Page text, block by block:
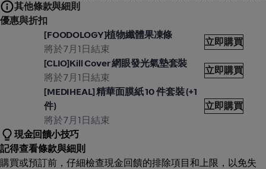
其他條款與細則
優惠與折扣
[FOODOLOGY]植物纖體果凍條
將於7月1日結束
立即購買
[CLIO]Kill Cover 網眼發光氣墊套裝
將於7月1日結束
立即購買
[MEDIHEAL] 精華面膜紙 10 件套裝 (+1
件)
將於7月1日結束
立即購買
現金回饋小技巧
記得查看條款與細則
購買或預訂前，仔細檢查現金回饋的排除項目和上限，以免失